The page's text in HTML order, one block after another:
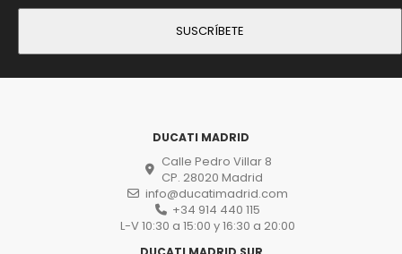
DUCATI MADRID
Calle Pedro Villar 8
CP. 28020 Madrid
info@ducatimadrid.com
+34 914 440 115
L-V 10:30 a 15:00 y 16:30 a 20:00